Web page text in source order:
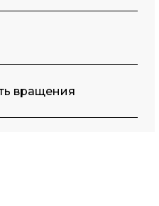
вращения